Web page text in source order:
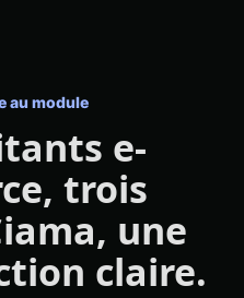
au module
e-
trois
une
claire.